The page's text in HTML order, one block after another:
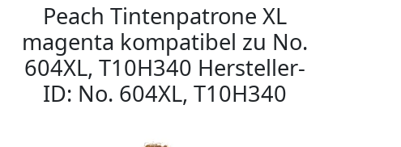
Peach Tintenpatrone XL
magenta kompatibel zu No.
604XL, T10H340 Hersteller-
ID: No. 604XL, T10H340